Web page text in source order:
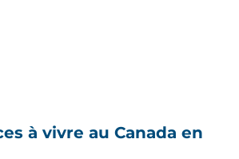
à vivre au Canada en